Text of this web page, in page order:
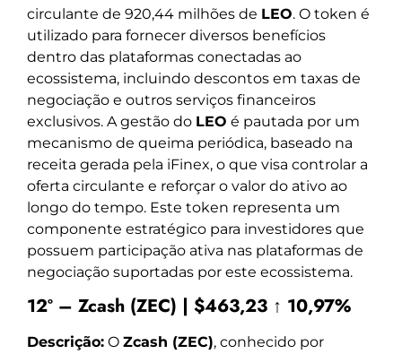
circulante de 920,44 milhões de LEO. O token é
utilizado para fornecer diversos benefícios
dentro das plataformas conectadas ao
ecossistema, incluindo descontos em taxas de
negociação e outros serviços financeiros
exclusivos. A gestão do LEO é pautada por um
mecanismo de queima periódica, baseado na
receita gerada pela iFinex, o que visa controlar a
oferta circulante e reforçar o valor do ativo ao
longo do tempo. Este token representa um
componente estratégico para investidores que
possuem participação ativa nas plataformas de
negociação suportadas por este ecossistema.
12º – Zcash (ZEC) | $463,23 ↑ 10,97%
Descrição: O Zcash (ZEC), conhecido por